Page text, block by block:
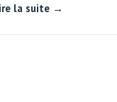
la suite →